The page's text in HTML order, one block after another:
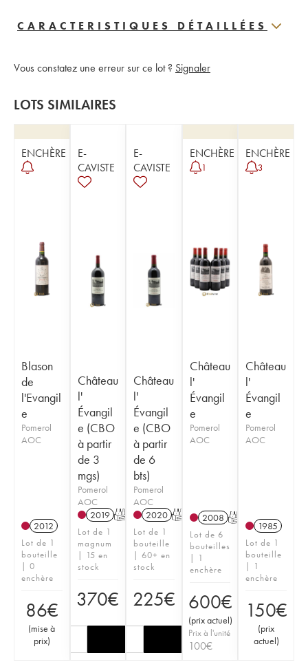
CARACTERISTIQUES DÉTAILLÉES
Vous constatez une erreur sur ce lot ? Signaler
LOTS SIMILAIRES
ENCHÈRE
Blason
de
l'Evangil
e
Pomerol
AOC
2012
Lot de 1
bouteille
| 0
enchère
86€
(mise à
prix)
E-
CAVISTE
Château
l'
Évangil
e (CBO
à partir
de 3
mgs)
Pomerol
AOC
2019 T
Lot de 1
magnum
| 15 en
stock
370€
E-
CAVISTE
Château
l'
Évangil
e (CBO
à partir
de 6
bts)
Pomerol
AOC
2020 T
Lot de 1
bouteille
| 60+ en
stock
225€
ENCHÈRE
1
Château
l'
Évangil
e
Pomerol
AOC
2008 T
Lot de 6
bouteilles
| 1
enchère
600€
(prix actuel)
Prix à l'unité
100€
ENCHÈRE
3
Château
l'
Évangil
e
Pomerol
AOC
1985
Lot de 1
bouteille
| 1
enchère
150€
(prix
actuel)